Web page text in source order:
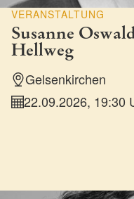
VERANSTALTUNG
Susanne
Hellweg
Gelsenkirchen
22.09.2026, 19:30